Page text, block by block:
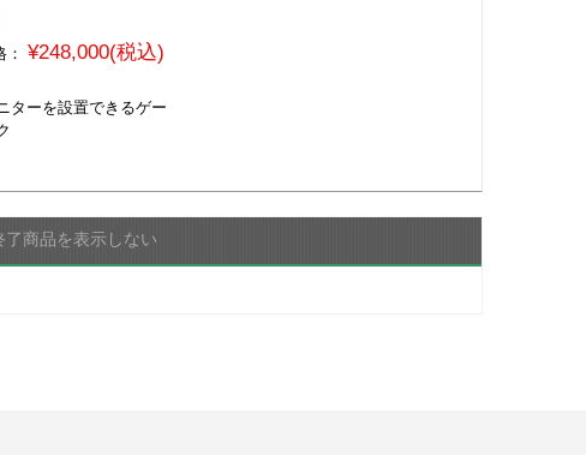
¥248,000(税込)
ターを設置できるゲー
了商品を表示しない